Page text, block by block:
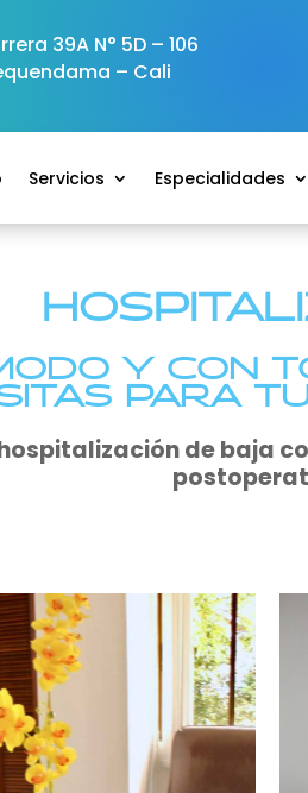
39A N° 5D – 106
– Cali
Servicios Especialidades
Y CON
PARA
de baja